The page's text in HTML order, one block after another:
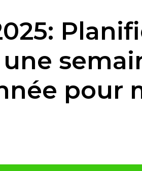
pour